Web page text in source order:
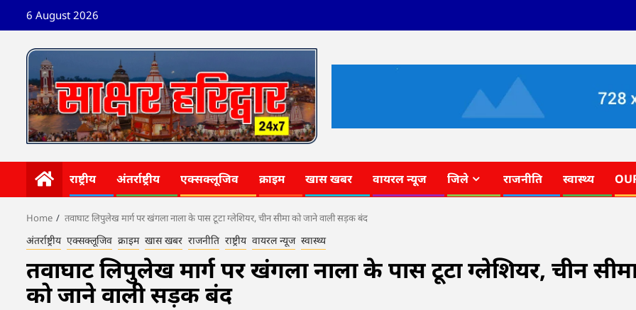
6 August 2026
राष्ट्रीय अंतर्राष्ट्रीय एक्सक्लूजिव क्राइम खास खबर वायरल न्यूज जिले राजनीति स्वास्थ्य
Home तवाघाट लिपुलेख मार्ग पर खंगला नाला के पास टूटा ग्लेशियर, चीन सीमा को जाने वाली सड़क बंद
अंतर्राष्ट्रीय एक्सक्लूजिव क्राइम खास खबर राजनीति राष्ट्रीय वायरल न्यूज स्वास्थ्य
तवाघाट लिपुलेख मार्ग पर खंगला नाला के पास टूटा ग्लेशियर, चीन
को जाने वाली सड़क बंद